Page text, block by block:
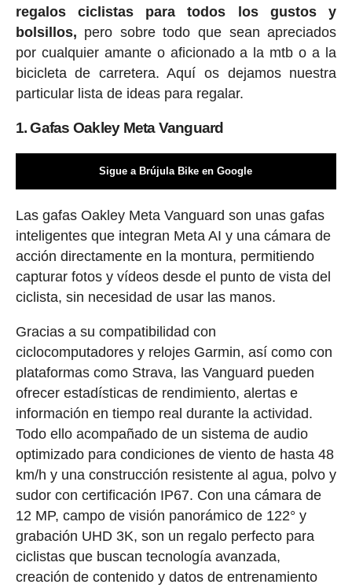
regalos ciclistas para todos los gustos y
bolsillos, pero sobre todo que sean apreciados
por cualquier amante o aficionado a la mtb o a la
bicicleta de carretera. Aquí os dejamos nuestra
particular lista de ideas para regalar.
1. Gafas Oakley Meta Vanguard
Sigue a Brújula Bike en Google
Las gafas Oakley Meta Vanguard son unas gafas
inteligentes que integran Meta AI y una cámara de
acción directamente en la montura, permitiendo
capturar fotos y vídeos desde el punto de vista del
ciclista, sin necesidad de usar las manos.
Gracias a su compatibilidad con
ciclocomputadores y relojes Garmin, así como con
plataformas como Strava, las Vanguard pueden
ofrecer estadísticas de rendimiento, alertas e
información en tiempo real durante la actividad.
Todo ello acompañado de un sistema de audio
optimizado para condiciones de viento de hasta 48
km/h y una construcción resistente al agua, polvo y
sudor con certificación IP67. Con una cámara de
12 MP, campo de visión panorámico de 122° y
grabación UHD 3K, son un regalo perfecto para
ciclistas que buscan tecnología avanzada,
creación de contenido y datos de entrenamiento